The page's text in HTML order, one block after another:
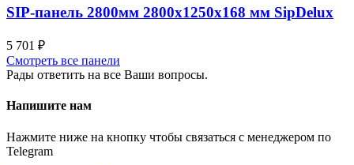
SIP-панель 2800мм 2800x1250x168 мм SipDelux
5 701 ₽
Смотреть все панели
Рады ответить на все Ваши вопросы.
Напишите нам
Нажмите ниже на кнопку чтобы связаться с менеджером по
Telegram